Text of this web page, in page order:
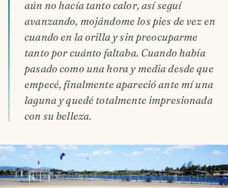
aún no hacía tanto calor, así seguí
avanzando, mojándome los pies de vez en
cuando en la orilla y sin preocuparme
tanto por cuánto faltaba. Cuando había
pasado como una hora y media desde que
empecé, finalmente apareció ante mí una
laguna y quedé totalmente impresionada
con su belleza.